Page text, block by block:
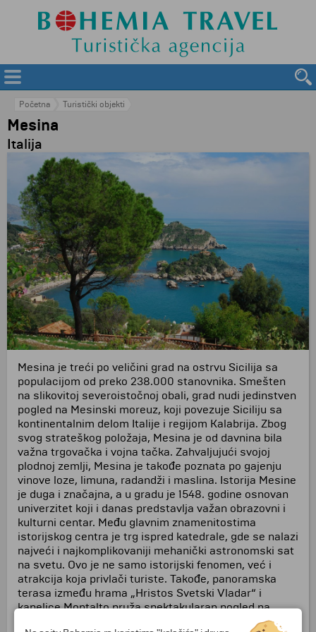
Početna Turistički objekti
Mesina
Italija
Mesina je treći po veličini grad na ostrvu Sicilija sa
populacijom od preko 238.000 stanovnika. Smešten
na slikovitoj severoistočnoj obali, grad nudi jedinstven
pogled na Mesinski moreuz, koji povezuje Siciliju sa
kontinentalnim delom Italije i regijom Kalabrija. Zbog
svog strateškog položaja, Mesina je od davnina bila
važna trgovačka i vojna tačka. Zahvaljujući svojoj
plodnoj zemlji, Mesina je takođe poznata po gajenju
vinove loze, limuna, radandži i maslina. Istorija Mesine
je duga i značajna, a u gradu je 1548. godine osnovan
univerzitet koji i danas predstavlja važan obrazovni i
kulturni centar. Među glavnim znamenitostima
istorijskog centra je trg ispred katedrale, gde se nalazi
najveći i najkomplikovaniji mehanički astronomski sat
na svetu. Ovo je ne samo istorijski fenomen, već i
atrakcija koja privlači turiste. Takođe, panoramska
terasa između hrama „Hristos Svetski Vladar“ i
kapelice Montalto pruža spektakularan pogled na